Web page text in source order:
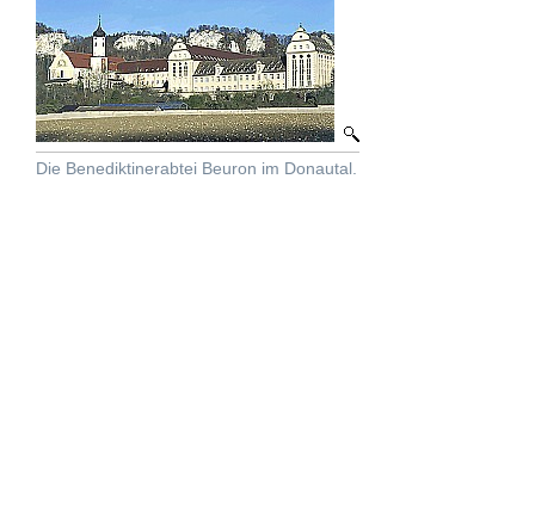
Die Benediktinerabtei Beuron im Donautal.